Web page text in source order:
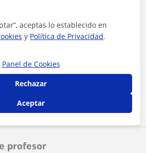
profesor
aviso legaly de
aceptas lo establecido en
y Política de Privacidad.
Panel de Cookies
Rechazar
Aceptar